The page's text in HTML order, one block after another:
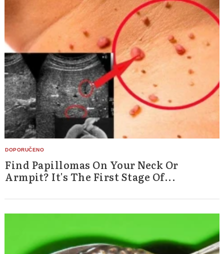
Find Papillomas On Your Neck Or
Armpit? It's The First Stage Of...